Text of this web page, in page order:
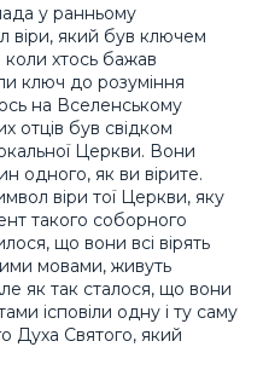
у ранньому
віри, який був ключем
хтось бажав
ключ до розуміння
на Вселенському
отців був свідком
Церкви. Вони
одного, як ви вірите.
віри тої Церкви, яку
такого соборного
що вони всі вірять
мовами, живуть
як так сталося, що вони
ісповіли одну і ту саму
Духа Святого, який